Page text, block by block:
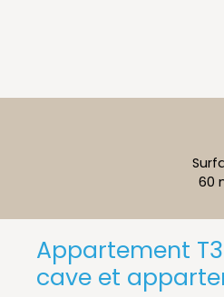
60
Appartement
cave et